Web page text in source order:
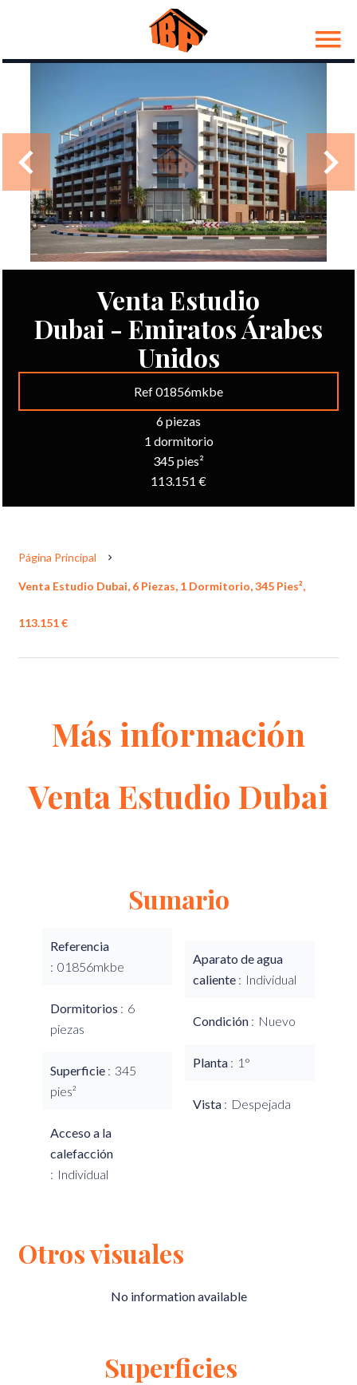
Venta Estudio
Dubai - Emiratos Árabes
Unidos
Ref 01856mkbe
6 piezas
1 dormitorio
345 pies²
113.151 €
Página Principal
Venta Estudio Dubai, 6 Piezas, 1 Dormitorio, 345 Pies²,
113.151 €
Más información
Venta Estudio Dubai
Sumario
Referencia
01856mkbe
Dormitorios
6
piezas
Superficie
345
pies²
Acceso a la
calefacción
Individual
Aparato de agua
caliente
Individual
Condición Nuevo
Planta 1°
Vista Despejada
Otros visuales
No information available
Superficies